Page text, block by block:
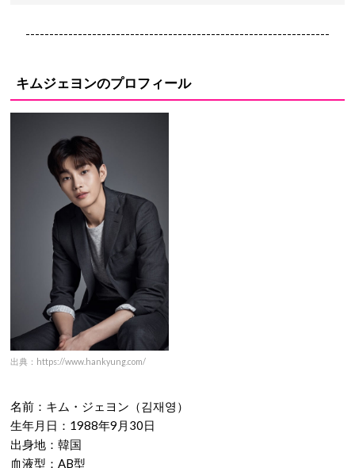
----------------------------------------------------------------
キムジェヨンのプロフィール
出典：https://www.hankyung.com/
名前：キム・ジェヨン（김재영）
生年月日：1988年9月30日
出身地：韓国
血液型：AB型